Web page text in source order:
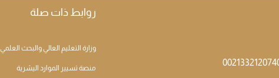
روابط ذات صلة
وزارة التعليم العالي والبحث العلمي
منصة تسيير الموارد اليشرية